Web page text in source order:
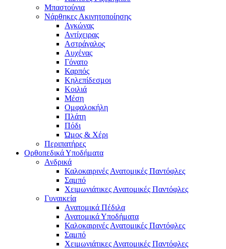
Μπαστούνια
Νάρθηκες Ακινητοποίησης
Αγκώνας
Αντίχειρας
Αστράγαλος
Αυχένας
Γόνατο
Καρπός
Κηλεπίδεσμοι
Κοιλιά
Μέση
Ομφαλοκήλη
Πλάτη
Πόδι
Ώμος & Χέρι
Περιπατήρες
Ορθοπεδικά Υποδήματα
Ανδρικά
Καλοκαιρινές Ανατομικές Παντόφλες
Σαμπό
Χειμωνιάτικες Ανατομικές Παντόφλες
Γυναικεία
Ανατομικά Πέδιλα
Ανατομικά Υποδήματα
Καλοκαιρινές Ανατομικές Παντόφλες
Σαμπό
Χειμωνιάτικες Ανατομικές Παντόφλες